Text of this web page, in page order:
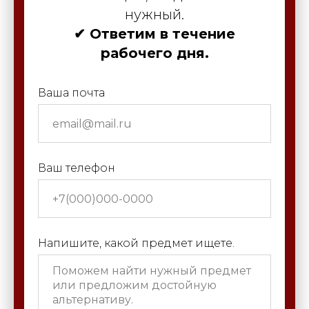
нужный.
✔ Ответим в течение
рабочего дня.
Ваша почта
Ваш телефон
Напишите, какой предмет ищете.